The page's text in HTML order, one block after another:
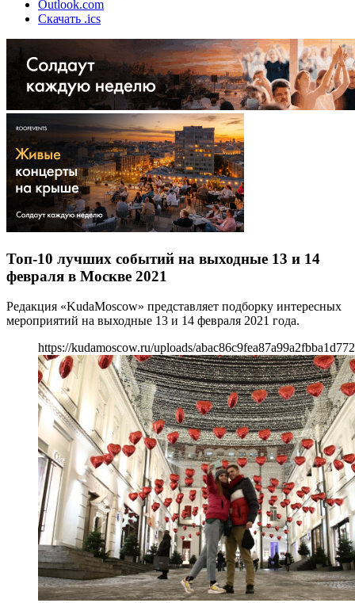
Outlook.com
Скачать .ics
Топ-10 лучших событий на выходные 13 и 14
февраля в Москве 2021
Редакция «KudaMoscow» представляет подборку интересных
мероприятий на выходные 13 и 14 февраля 2021 года.
https://kudamoscow.ru/uploads/